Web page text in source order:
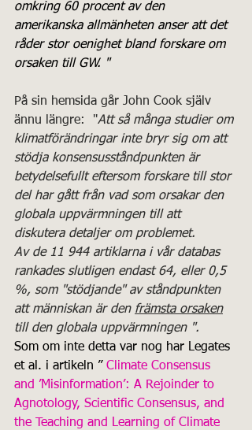
omkring 60 procent av den
amerikanska allmänheten anser att det
råder stor oenighet bland forskare om
orsaken till GW. "
På sin hemsida går John Cook själv
ännu längre:  "Att så många studier om
klimatförändringar inte bryr sig om att
stödja konsensusståndpunkten är
betydelsefullt eftersom forskare till stor
del har gått från vad som orsakar den
globala uppvärmningen till att
diskutera detaljer om problemet.
Av de 11 944 artiklarna i vår databas
rankades slutligen endast 64, eller 0,5
%, som "stödjande" av ståndpunkten
att människan är den främsta orsaken
till den globala uppvärmningen ".
Som om inte detta var nog har Legates
et al. i artikeln ” Climate Consensus
and ’Misinformation’: A Rejoinder to
Agnotology, Scientific Consensus, and
the Teaching and Learning of Climate